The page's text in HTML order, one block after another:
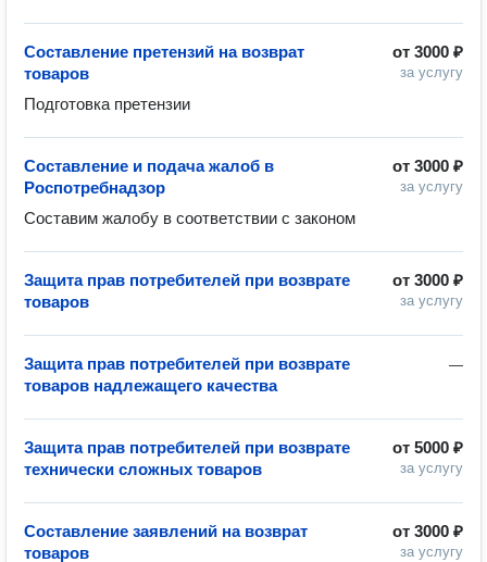
от 3000 ₽
за услугу
Составление претензий на возврат
товаров
Подготовка претензии
от 3000 ₽
за услугу
Составление и подача жалоб в
Роспотребнадзор
Составим жалобу в соответствии с законом
от 3000 ₽
за услугу
Защита прав потребителей при возврате
товаров
—
Защита прав потребителей при возврате
товаров надлежащего качества
от 5000 ₽
за услугу
Защита прав потребителей при возврате
технически сложных товаров
от 3000 ₽
за услугу
Составление заявлений на возврат
товаров